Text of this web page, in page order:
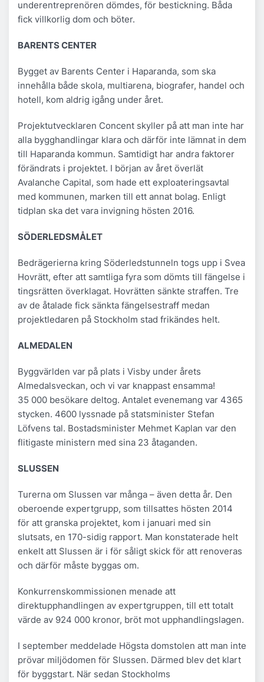
underentreprenören dömdes, för bestickning. Båda
fick villkorlig dom och böter.
BARENTS CENTER
Bygget av Barents Center i Haparanda, som ska
innehålla både skola, multiarena, biografer, handel och
hotell, kom aldrig igång under året.
Projektutvecklaren Concent skyller på att man inte har
alla bygghandlingar klara och därför inte lämnat in dem
till Haparanda kommun. Samtidigt har andra faktorer
förändrats i projektet. I början av året överlät
Avalanche Capital, som hade ett exploateringsavtal
med kommunen, marken till ett annat bolag. Enligt
tidplan ska det vara invigning hösten 2016.
SÖDERLEDSMÅLET
Bedrägerierna kring Söderledstunneln togs upp i Svea
Hovrätt, efter att samtliga fyra som dömts till fängelse i
tingsrätten överklagat. Hovrätten sänkte straffen. Tre
av de åtalade fick sänkta fängelsestraff medan
projektledaren på Stockholm stad frikändes helt.
ALMEDALEN
Byggvärlden var på plats i Visby under årets
Almedalsveckan, och vi var knappast ensamma!
35 000 besökare deltog. Antalet evenemang var 4365
stycken. 4600 lyssnade på statsminister Stefan
Löfvens tal. Bostadsminister Mehmet Kaplan var den
flitigaste ministern med sina 23 åtaganden.
SLUSSEN
Turerna om Slussen var många – även detta år. Den
oberoende expertgrupp, som tillsattes hösten 2014
för att granska projektet, kom i januari med sin
slutsats, en 170-sidig rapport. Man konstaterade helt
enkelt att Slussen är i för såligt skick för att renoveras
och därför måste byggas om.
Konkurrenskommissionen menade att
direktupphandlingen av expertgruppen, till ett totalt
värde av 924 000 kronor, bröt mot upphandlingslagen.
I september meddelade Högsta domstolen att man inte
prövar miljödomen för Slussen. Därmed blev det klart
för byggstart. När sedan Stockholms